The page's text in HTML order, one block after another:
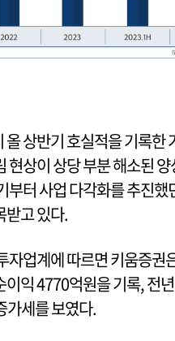
올 상반기 호실적을 기록한
현상이 상당 부분 해소된
부터 사업 다각화를 추진했
받고 있다.
자업계에 따르면 키움증권
이익 4770억원을 기록, 전
가세를 보였다.